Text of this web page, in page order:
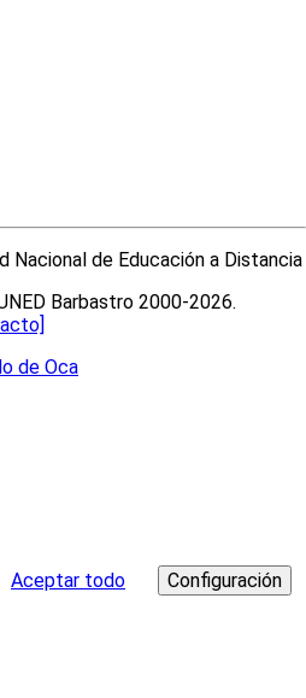
Barbastro 2000-2026.
Aceptar todo